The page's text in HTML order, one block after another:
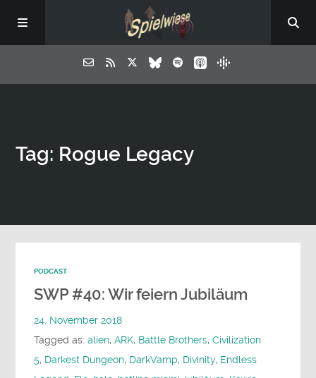
Tag: Rogue Legacy
PODCAST
SWP #40: Wir feiern Jubiläum
24. November 2018
Tagged as:alien,ARK, Battle Brothers,Civilization
5, Darkest Dungeon, DarkVamp, Divinity, Endless